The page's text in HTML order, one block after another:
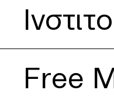
Free